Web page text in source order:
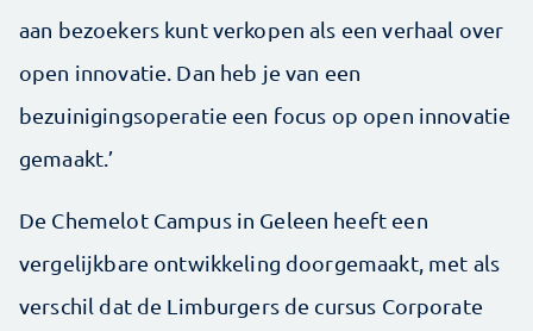
aan bezoekers kunt verkopen als een verhaal over
open innovatie. Dan heb je van een
bezuinigingsoperatie een focus op open innovatie
gemaakt.’
De Chemelot Campus in Geleen heeft een
vergelijkbare ontwikkeling doorgemaakt, met als
verschil dat de Limburgers de cursus Corporate